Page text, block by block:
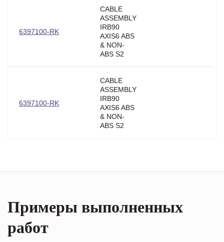
6397100-RK
CABLE
ASSEMBLY
IRB90
AXIS6 ABS
& NON-
ABS S2
6397100-RK
CABLE
ASSEMBLY
IRB90
AXIS6 ABS
& NON-
ABS S2
Примеры выполненных
работ